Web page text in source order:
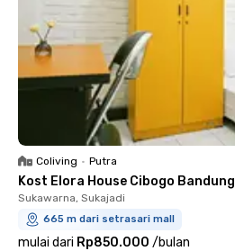
Coliving • Putra
Kost Elora House Cibogo Bandung
Sukawarna, Sukajadi
665 m dari setrasari mall
mulai dari Rp850.000 /bulan